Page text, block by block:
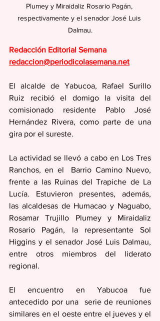
Plumey y Miraidaliz Rosario Pagán,
respectivamente y el senador José Luis
Dalmau.
Redacción Editorial Semana
redaccion@periodicolasemana.net
El alcalde de Yabucoa, Rafael Surillo
Ruiz recibió el domigo la visita del
comisionado residente Pablo José
Hernández Rivera, como parte de una
gira por el sureste.
La actividad se llevó a cabo en Los Tres
Ranchos, en el  Barrio Camino Nuevo,
frente a las Ruinas del Trapiche de La
Lucía. Estuvieron presentes, además,
las alcaldesas de Humacao y Naguabo,
Rosamar Trujillo Plumey y Miraidaliz
Rosario Pagán, la representante Sol
Higgins y el senador José Luis Dalmau,
entre otros miembros del liderato
regional.
El encuentro en Yabucoa fue
antecedido por una  serie de reuniones
similares en el oeste entre el jueves y el